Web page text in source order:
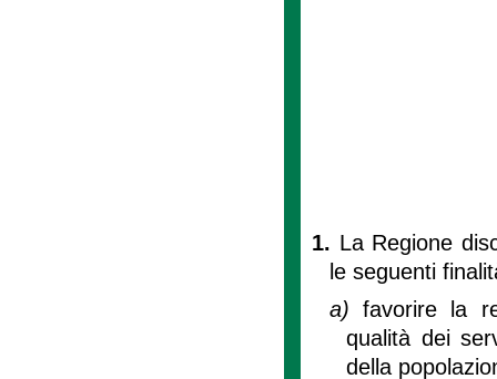
1. La Regione
le seguenti
a) favorire la
qualità dei
della